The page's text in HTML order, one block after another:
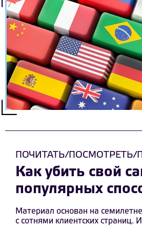
ПОЧИТАТЬ/ПОСМОТРЕТЬ/
Как убить свой
популярных
Материал основан на
с сотнями клиентских страниц.